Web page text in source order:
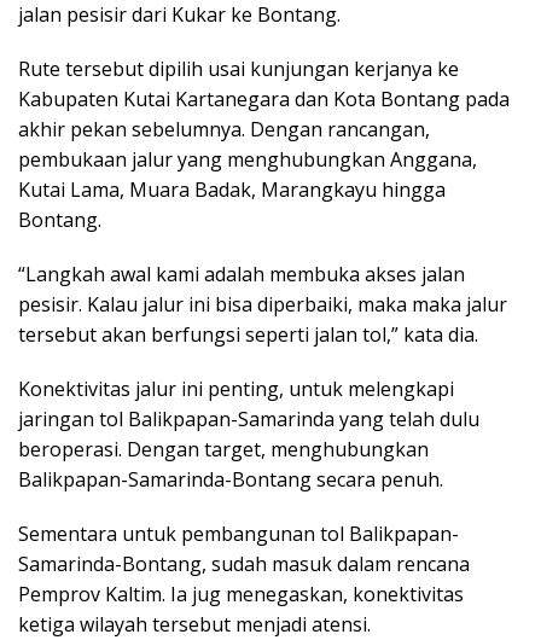
jalan pesisir dari Kukar ke Bontang.
Rute tersebut dipilih usai kunjungan kerjanya ke
Kabupaten Kutai Kartanegara dan Kota Bontang pada
akhir pekan sebelumnya. Dengan rancangan,
pembukaan jalur yang menghubungkan Anggana,
Kutai Lama, Muara Badak, Marangkayu hingga
Bontang.
“Langkah awal kami adalah membuka akses jalan
pesisir. Kalau jalur ini bisa diperbaiki, maka maka jalur
tersebut akan berfungsi seperti jalan tol,” kata dia.
Konektivitas jalur ini penting, untuk melengkapi
jaringan tol Balikpapan-Samarinda yang telah dulu
beroperasi. Dengan target, menghubungkan
Balikpapan-Samarinda-Bontang secara penuh.
Sementara untuk pembangunan tol Balikpapan-
Samarinda-Bontang, sudah masuk dalam rencana
Pemprov Kaltim. Ia jug menegaskan, konektivitas
ketiga wilayah tersebut menjadi atensi.